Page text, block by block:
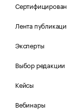
Лента
Эксперты
Выбор редакции
Кейсы
Вебинары